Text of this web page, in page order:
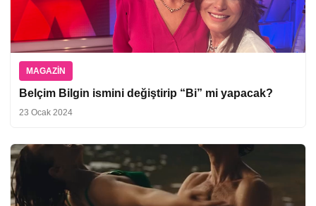
MAGAZIN
Belçim Bilgin ismini değiştirip “Bi” mi yapacak?
23 Ocak 2024